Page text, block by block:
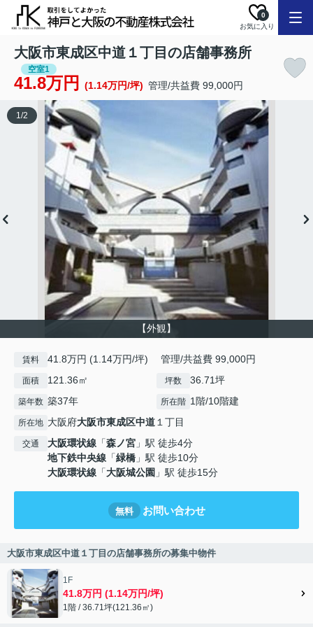
お気に入り
0
大阪市東成区中道１丁目の店舗事務所
空室1
41.8万円 (1.14万円/坪) 管理/共益費 99,000円
【外観】
1/2
賃料 41.8万円 (1.14万円/坪) 管理/共益費 99,000円
面積 121.36㎡ 坪数 36.71坪
築年数 築37年 所在階 1階/10階建
所在地 大阪府大阪市東成区中道１丁目
交通 大阪環状線 「森ノ宮 」駅 徒歩4分
地下鉄中央線 「緑橋 」駅 徒歩10分
大阪環状線 「大阪城公園 」駅 徒歩15分
無料 お問い合わせ
大阪市東成区中道１丁目の店舗事務所の募集中物件
1F
41.8万円 (1.14万円/坪)
1階 / 36.71坪(121.36㎡)